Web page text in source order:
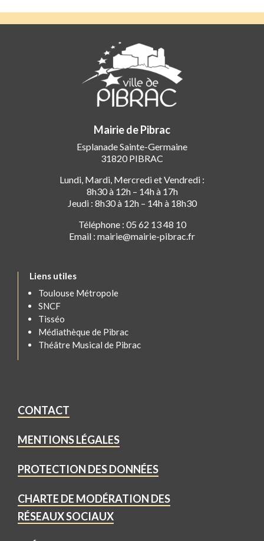
Mairie de Pibrac
Esplanade Sainte-Germaine
31820 PIBRAC
Lundi, Mardi, Mercredi et Vendredi :
8h30 à 12h – 14h à 17h
Jeudi : 8h30 à 12h – 14h à 18h30
Téléphone : 05 62 13 48 10
Email : mairie@mairie-pibrac.fr
Liens utiles
Toulouse Métropole
SNCF
Tisséo
Médiathèque de Pibrac
Théâtre Musical de Pibrac
CONTACT
MENTIONS LÉGALES
PROTECTION DES DONNÉES
CHARTE DE MODÉRATION DES
RÉSEAUX SOCIAUX